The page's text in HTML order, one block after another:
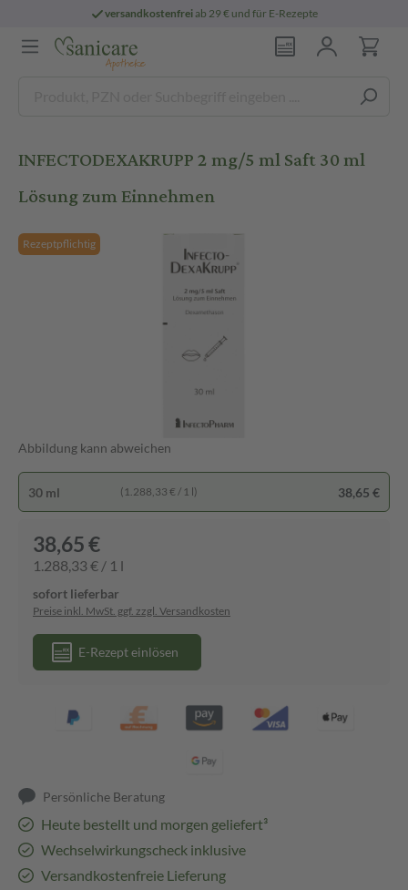
versandkostenfreiab 29 € und für E-Rezepte
INFECTODEXAKRUPP 2 mg/5 ml Saft 30 ml
Lösung zum Einnehmen
Rezeptpflichtig
Abbildung kann abweichen
30 ml (1.288,33 € / 1 l) 38,65 €
38,65 €
1.288,33 € / 1 l
sofort lieferbar
Preise inkl. MwSt. ggf. zzgl. Versandkosten
E-Rezept einlösen
Persönliche Beratung
Heute bestellt und morgen geliefert³
Wechselwirkungscheck inklusive
Versandkostenfreie Lieferung